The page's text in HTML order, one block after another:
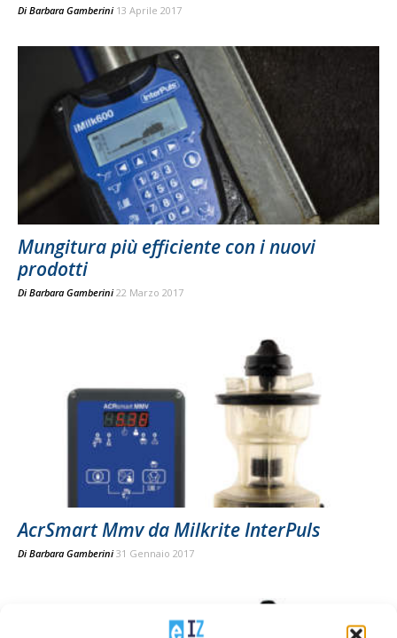
Di Barbara Gamberini 13 Aprile 2017
Mungitura più efficiente con i nuovi
prodotti
Di Barbara Gamberini 22 Marzo 2017
AcrSmart Mmv da Milkrite InterPuls
Di Barbara Gamberini 31 Gennaio 2017